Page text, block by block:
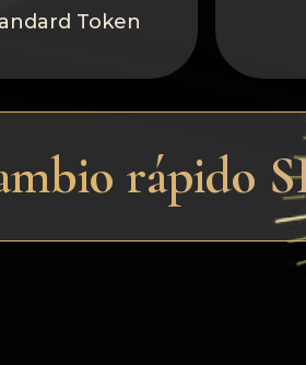
Token
rápido